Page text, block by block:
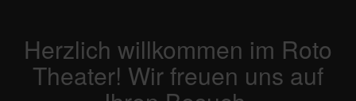
Herzlich willkommen im Roto
Theater! Wir freuen uns auf